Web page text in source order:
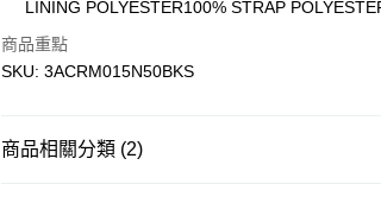
AlipayHK
WeChat Pay
送貨方式
LINING POLYESTER100% STRAP
商品重點
SKU: 3ACRM015N50BKS
商品相關分類 (2)